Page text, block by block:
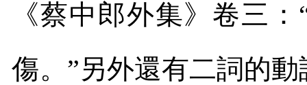
《蔡中郎外集》卷三
傷。”另外還有二詞的